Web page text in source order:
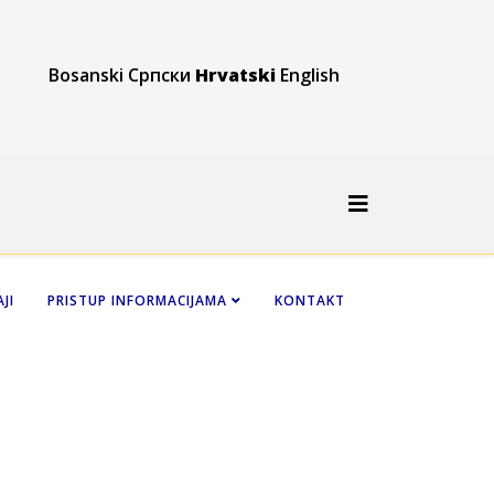
Bosanski Српски Hrvatski English
PRISTUP INFORMACIJAMA KONTAKT